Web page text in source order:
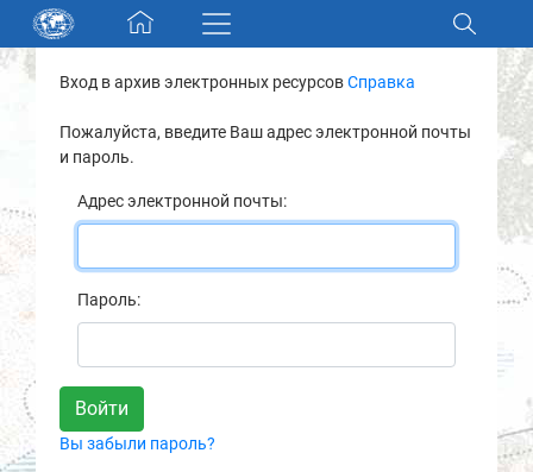
Skip navigation
Разделы и коллекции
Электронный каталог
Новости
О нас
Контакты
Партнеры
Вход в архив электронных ресурсовСправка
Пожалуйста, введите Ваш адрес электронной почты
и пароль.
Адрес электронной почты:
Пароль:
Вы забыли пароль?